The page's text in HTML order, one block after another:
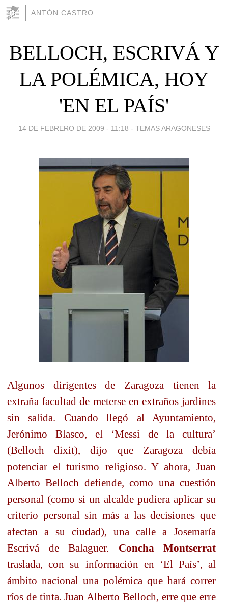
ANTÓN CASTRO
BELLOCH, ESCRIVÁ Y
LA POLÉMICA, HOY
'EN EL PAÍS'
14 DE FEBRERO DE 2009 - 11:18 - TEMAS ARAGONESES
Algunos dirigentes de Zaragoza tienen la
extraña facultad de meterse en extraños jardines
sin salida. Cuando llegó al Ayuntamiento,
Jerónimo Blasco, el ‘Messi de la cultura’
(Belloch dixit), dijo que Zaragoza debía
potenciar el turismo religioso. Y ahora, Juan
Alberto Belloch defiende, como una cuestión
personal (como si un alcalde pudiera aplicar su
criterio personal sin más a las decisiones que
afectan a su ciudad), una calle a Josemaría
Escrivá de Balaguer. Concha Montserrat
traslada, con su información en ‘El País’, al
ámbito nacional una polémica que hará correr
ríos de tinta. Juan Alberto Belloch, erre que erre